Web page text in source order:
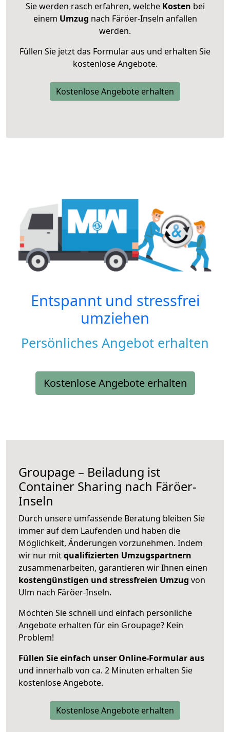
Sie werden rasch erfahren, welche Kosten bei
einem Umzug nach Färöer-Inseln anfallen
werden.
Füllen Sie jetzt das Formular aus und erhalten Sie
kostenlose Angebote.
Kostenlose Angebote erhalten
Entspannt und stressfrei
umziehen
Persönliches Angebot erhalten
Kostenlose Angebote erhalten
Groupage – Beiladung ist
Container Sharing nach Färöer-
Inseln
Durch unsere umfassende Beratung bleiben Sie
immer auf dem Laufenden und haben die
Möglichkeit, Änderungen vorzunehmen. Indem
wir nur mitqualifizierten Umzugspartnern
zusammenarbeiten, garantieren wir Ihnen einen
kostengünstigen und stressfreien Umzug von
Ulm nach Färöer-Inseln.
Möchten Sie schnell und einfach persönliche
Angebote erhalten für ein Groupage? Kein
Problem!
Füllen Sie einfach unser Online-Formular aus
und innerhalb von ca. 2 Minuten erhalten Sie
kostenlose Angebote.
Kostenlose Angebote erhalten